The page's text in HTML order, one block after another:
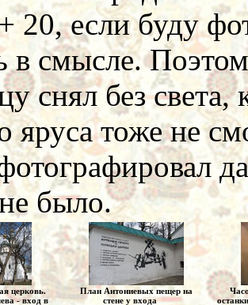
20, если буду
в смысле.
снял без
яруса тоже не
было.
церковь.
- вход в
План Антониевых пещер на
стене у входа